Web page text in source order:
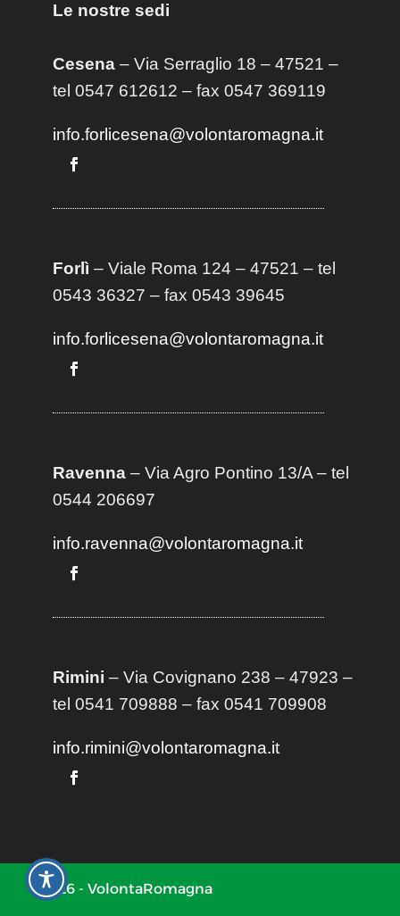
Le nostre sedi
Cesena– Via Serraglio 18 – 47521 –
tel 0547 612612 – fax 0547 369119
info.forlicesena@volontaromagna.it
Forlì – Viale Roma 124 – 47521 – tel
0543 36327 – fax 0543 39645
info.forlicesena@volontaromagna.it
Ravenna– Via Agro Pontino 13/A– tel
0544 206697
info.ravenna@volontaromagna.it
Rimini – Via Covignano 238 – 47923 –
tel 0541 709888 – fax 0541 709908
info.rimini@volontaromagna.it
2026 - VolontaRomagna